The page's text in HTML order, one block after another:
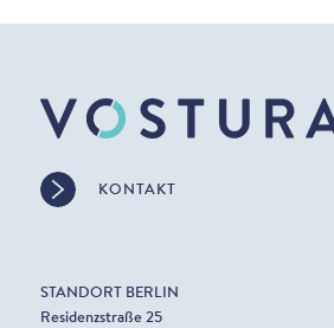
KONTAKT
STANDORT BERLIN
Residenzstraße 25